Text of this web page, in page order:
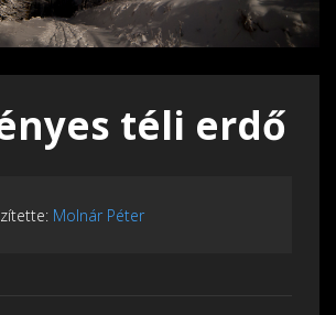
téli erdő
Molnár Péter